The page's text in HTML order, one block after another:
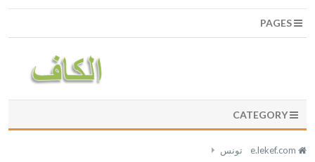
CATEGORY
تونس